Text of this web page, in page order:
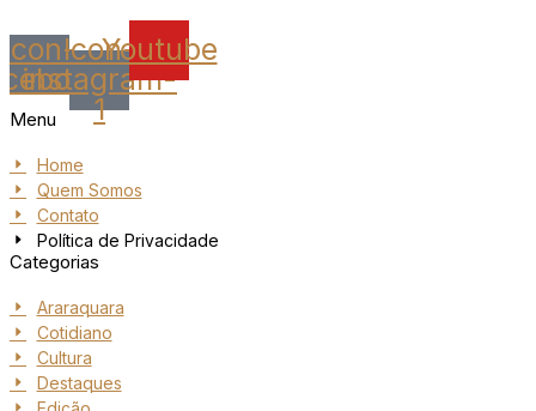
Icon-Icon-
instagram-
1
Youtube
Menu
Home
Quem Somos
Contato
Política de Privacidade
Categorias
Araraquara
Cotidiano
Cultura
Destaques